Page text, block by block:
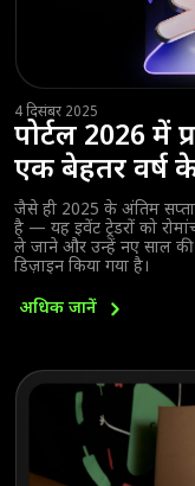
4 दिसंबर 2025
पोर्टल 2026
एक बेहतर वर्ष के
जैसे ही 2025 के अंतिम
है — यह इवेंट ट्रेडरों को
ले जाने और उन्हें नए साल
डिज़ाइन किया गया है।
अधिक जानें